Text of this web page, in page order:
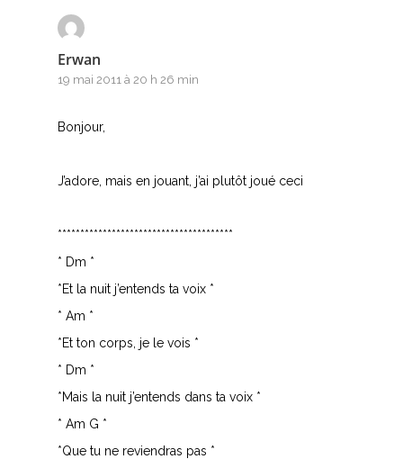
Erwan
19 mai 2011 à 20 h 26 min
Bonjour,
J’adore, mais en jouant, j’ai plutôt joué ceci
***************************************
* Dm *
*Et la nuit j’entends ta voix *
* Am *
*Et ton corps, je le vois *
* Dm *
*Mais la nuit j’entends dans ta voix *
* Am G *
*Que tu ne reviendras pas *